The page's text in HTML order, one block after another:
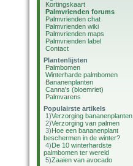
Kortingskaart
Palmvrienden forums
Palmvrienden chat
Palmvrienden wiki
Palmvrienden maps
Palmvrienden label
Contact
Plantenlijsten
Palmbomen
Winterharde palmbomen
Bananenplanten
Canna's (bloemriet)
Palmvarens
Populairste artikels
1)Verzorging bananenplanten
2)Verzorging van palmen
3)Hoe een bananenplant
beschermen in de winter?
4)De 10 winterhardste
palmbomen ter wereld
5)Zaaien van avocado